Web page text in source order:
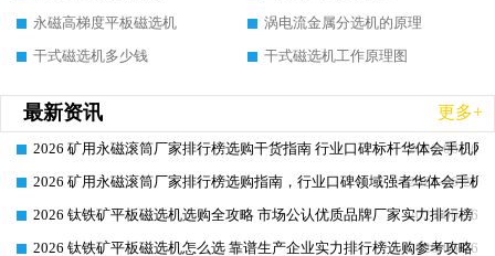
永磁高梯度平板磁选机
涡电流金属分选机的原理
干式磁选机多少钱
干式磁选机工作原理图
最新资讯 更多+
2026-06-26
2026 矿用永磁滚筒厂家排行榜选购干货指南 行业口碑标杆华体会手机网
2026-06-26
2026 矿用永磁滚筒厂家排行榜选购指南，行业口碑领域强者华体会手机
2026-06-26
2026 钛铁矿平板磁选机选购全攻略 市场公认优质品牌厂家实力排行榜
2026-06-26
2026 钛铁矿平板磁选机怎么选 靠谱生产企业实力排行榜选购参考攻略